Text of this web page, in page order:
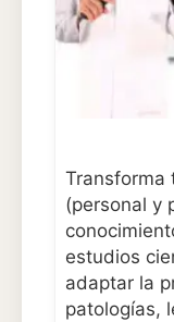
Transforma
(personal y
estudios
adaptar la
patologías,